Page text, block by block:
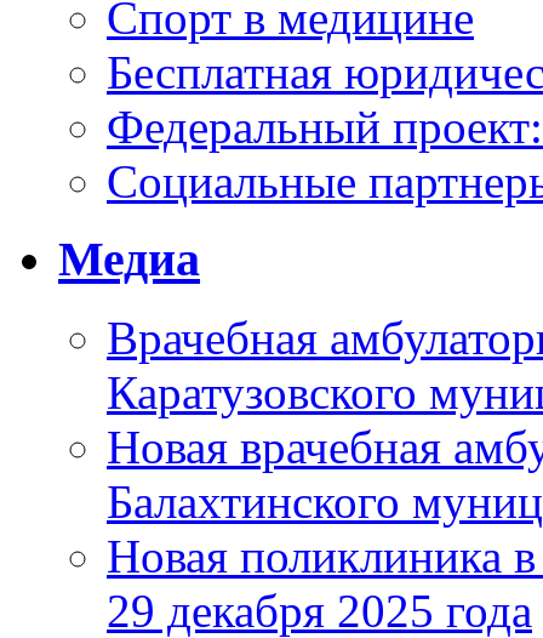
Спорт в медицине
Бесплатная
Федеральный
Социальные
Медиа
Врачебная
Каратузовского
Новая врачебная
Балахтинского
Новая поликлиника
29 декабря 2025 года